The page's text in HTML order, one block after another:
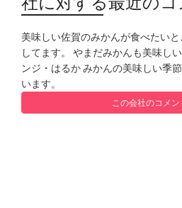
美味しい佐賀のみかんが食べたい
してます。 やまだみかんも美味し
ンジ・はるか みかんの美味しい季
います。
この会社のコメ